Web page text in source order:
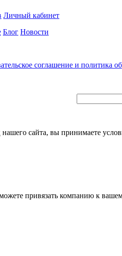
Личный кабинет
Блог Новости
соглашение и политика
сайта, вы принимаете
привязать компанию к